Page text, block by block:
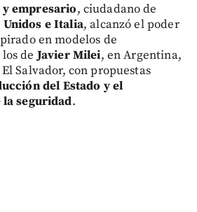
empresario, ciudadano de
Unidos e Italia, alcanzó el poder
en modelos de
los deJavier Milei, en Argentina,
Salvador, con propuestas
del Estado y el
seguridad.